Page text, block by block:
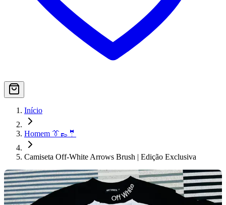
Início
Homem 👔👞🤵
Camiseta Off-White Arrows Brush | Edição Exclusiva